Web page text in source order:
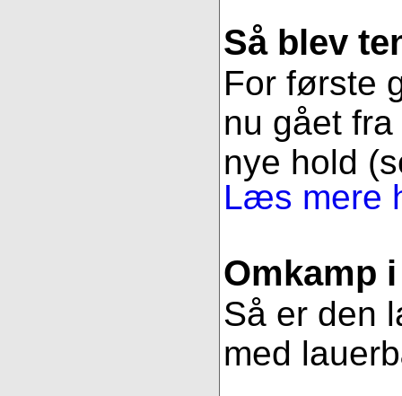
Så blev
For første
nu gået
nye hold
Læs mere
Omkamp
Så er den
med